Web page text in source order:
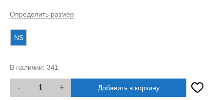
Определить размер
NS
В наличии: 341
- + Добавить в корзину